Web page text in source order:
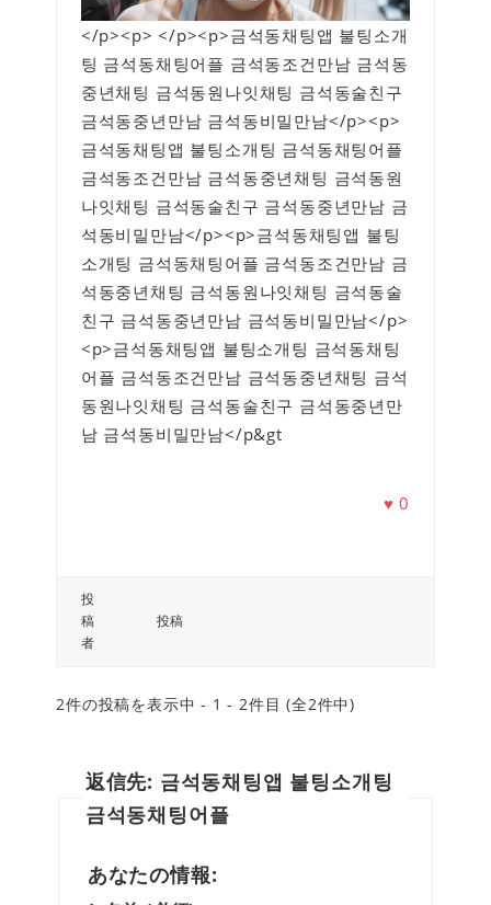
</p><p> </p><p>금석동채팅앱 불팅소개
팅 금석동채팅어플 금석동조건만남 금석동
중년채팅 금석동원나잇채팅 금석동술친구
금석동중년만남 금석동비밀만남</p><p>
금석동채팅앱 불팅소개팅 금석동채팅어플
금석동조건만남 금석동중년채팅 금석동원
나잇채팅 금석동술친구 금석동중년만남 금
석동비밀만남</p><p>금석동채팅앱 불팅
소개팅 금석동채팅어플 금석동조건만남 금
석동중년채팅 금석동원나잇채팅 금석동술
친구 금석동중년만남 금석동비밀만남</p>
<p>금석동채팅앱 불팅소개팅 금석동채팅
어플 금석동조건만남 금석동중년채팅 금석
동원나잇채팅 금석동술친구 금석동중년만
남 금석동비밀만남</p&gt
♥0
投
稿
者
投稿
2件の投稿を表示中 - 1 - 2件目 (全2件中)
返信先: 금석동채팅앱 불팅소개팅
금석동채팅어플
あなたの情報: